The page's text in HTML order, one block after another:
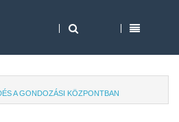
A GONDOZÁSI KÖZPONTBAN